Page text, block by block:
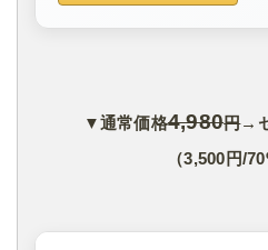
▼通常価格4,980円→
（3,500円/